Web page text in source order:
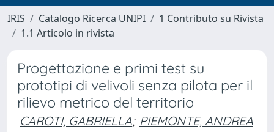
IRIS Catalogo Ricerca UNIPI
1 Contributo su Rivista
1.1 Articolo in rivista
Progettazione e primi test su
prototipi di velivoli senza pilota per il
rilievo metrico del territorio
CAROTI, GABRIELLA; PIEMONTE, ANDREA